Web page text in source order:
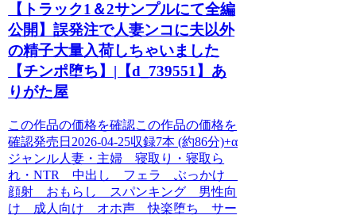
【トラック1＆2サンプルにて全編
公開】誤発注で人妻ンコに夫以外
の精子大量入荷しちゃいました
【チンポ堕ち】|【d_739551】あ
りがた屋
この作品の価格を確認この作品の価格を
確認発売日2026-04-25収録7本 (約86分)+α
ジャンル人妻・主婦 寝取り・寝取ら
れ・NTR 中出し フェラ ぶっかけ
顔射 おもらし スパンキング 男性向
け 成人向け オホ声 快楽堕ち サー